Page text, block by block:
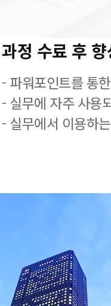
과정 수료 후
- 파워포인트를 통
- 실무에 자주 사용
- 실무에서 이용하